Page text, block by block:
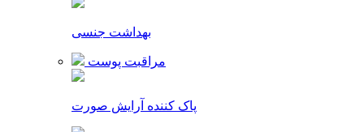
بهداشت جنسی
مراقبت پوست
پاک کننده آرایش صورت